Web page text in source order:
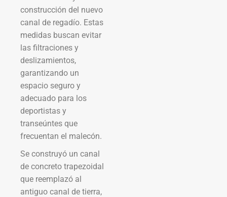
construcción del nuevo
canal de regadío. Estas
medidas buscan evitar
las filtraciones y
deslizamientos,
garantizando un
espacio seguro y
adecuado para los
deportistas y
transeúntes que
frecuentan el malecón.
Se construyó un canal
de concreto trapezoidal
que reemplazó al
antiguo canal de tierra,